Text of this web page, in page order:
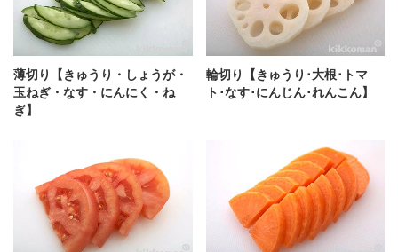
薄切り【きゅうり・しょうが・
玉ねぎ・なす・にんにく・ね
ぎ】
輪切り【きゅうり･大根･トマ
ト･なす･にんじん･れんこん】